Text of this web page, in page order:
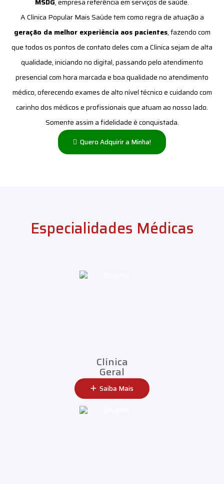
A Clínica Popular Mais Saúde tem como regra de atuação a
geração da melhor experiência aos pacientes, fazendo com
que todos os pontos de contato deles com a Clínica sejam de alta
qualidade, iniciando no digital, passando pelo atendimento
presencial com hora marcada e boa qualidade no atendimento
médico, oferecendo exames de alto nível técnico e cuidando com
carinho dos médicos e profissionais que atuam ao nosso lado.
Somente assim a fidelidade é conquistada.
Quero Adquirir a Minha!
Especialidades Médicas
Clínica
Geral
Saiba Mais